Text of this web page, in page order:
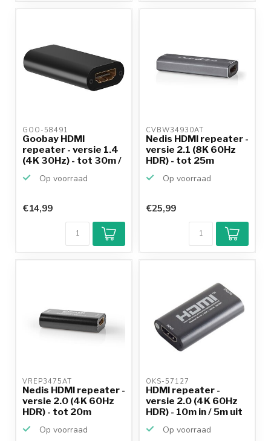
GOO-58491
Goobay HDMI
repeater - versie 1.4
(4K 30Hz) - tot 30m /
Op voorraad
€14,99
CVBW34930AT
Nedis HDMI repeater -
versie 2.1 (8K 60Hz
HDR) - tot 25m
Op voorraad
€25,99
VREP3475AT
Nedis HDMI repeater -
versie 2.0 (4K 60Hz
HDR) - tot 20m
Op voorraad
OKS-57127
HDMI repeater -
versie 2.0 (4K 60Hz
HDR) - 10m in / 5m uit
Op voorraad